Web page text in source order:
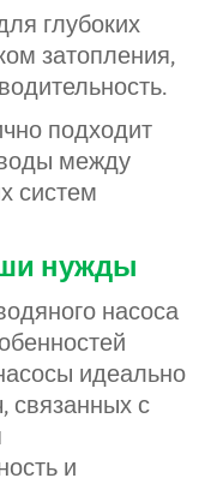
глубоких
затопления,
подходит
между
систем
нужды
насоса
идеально
связанных с
и